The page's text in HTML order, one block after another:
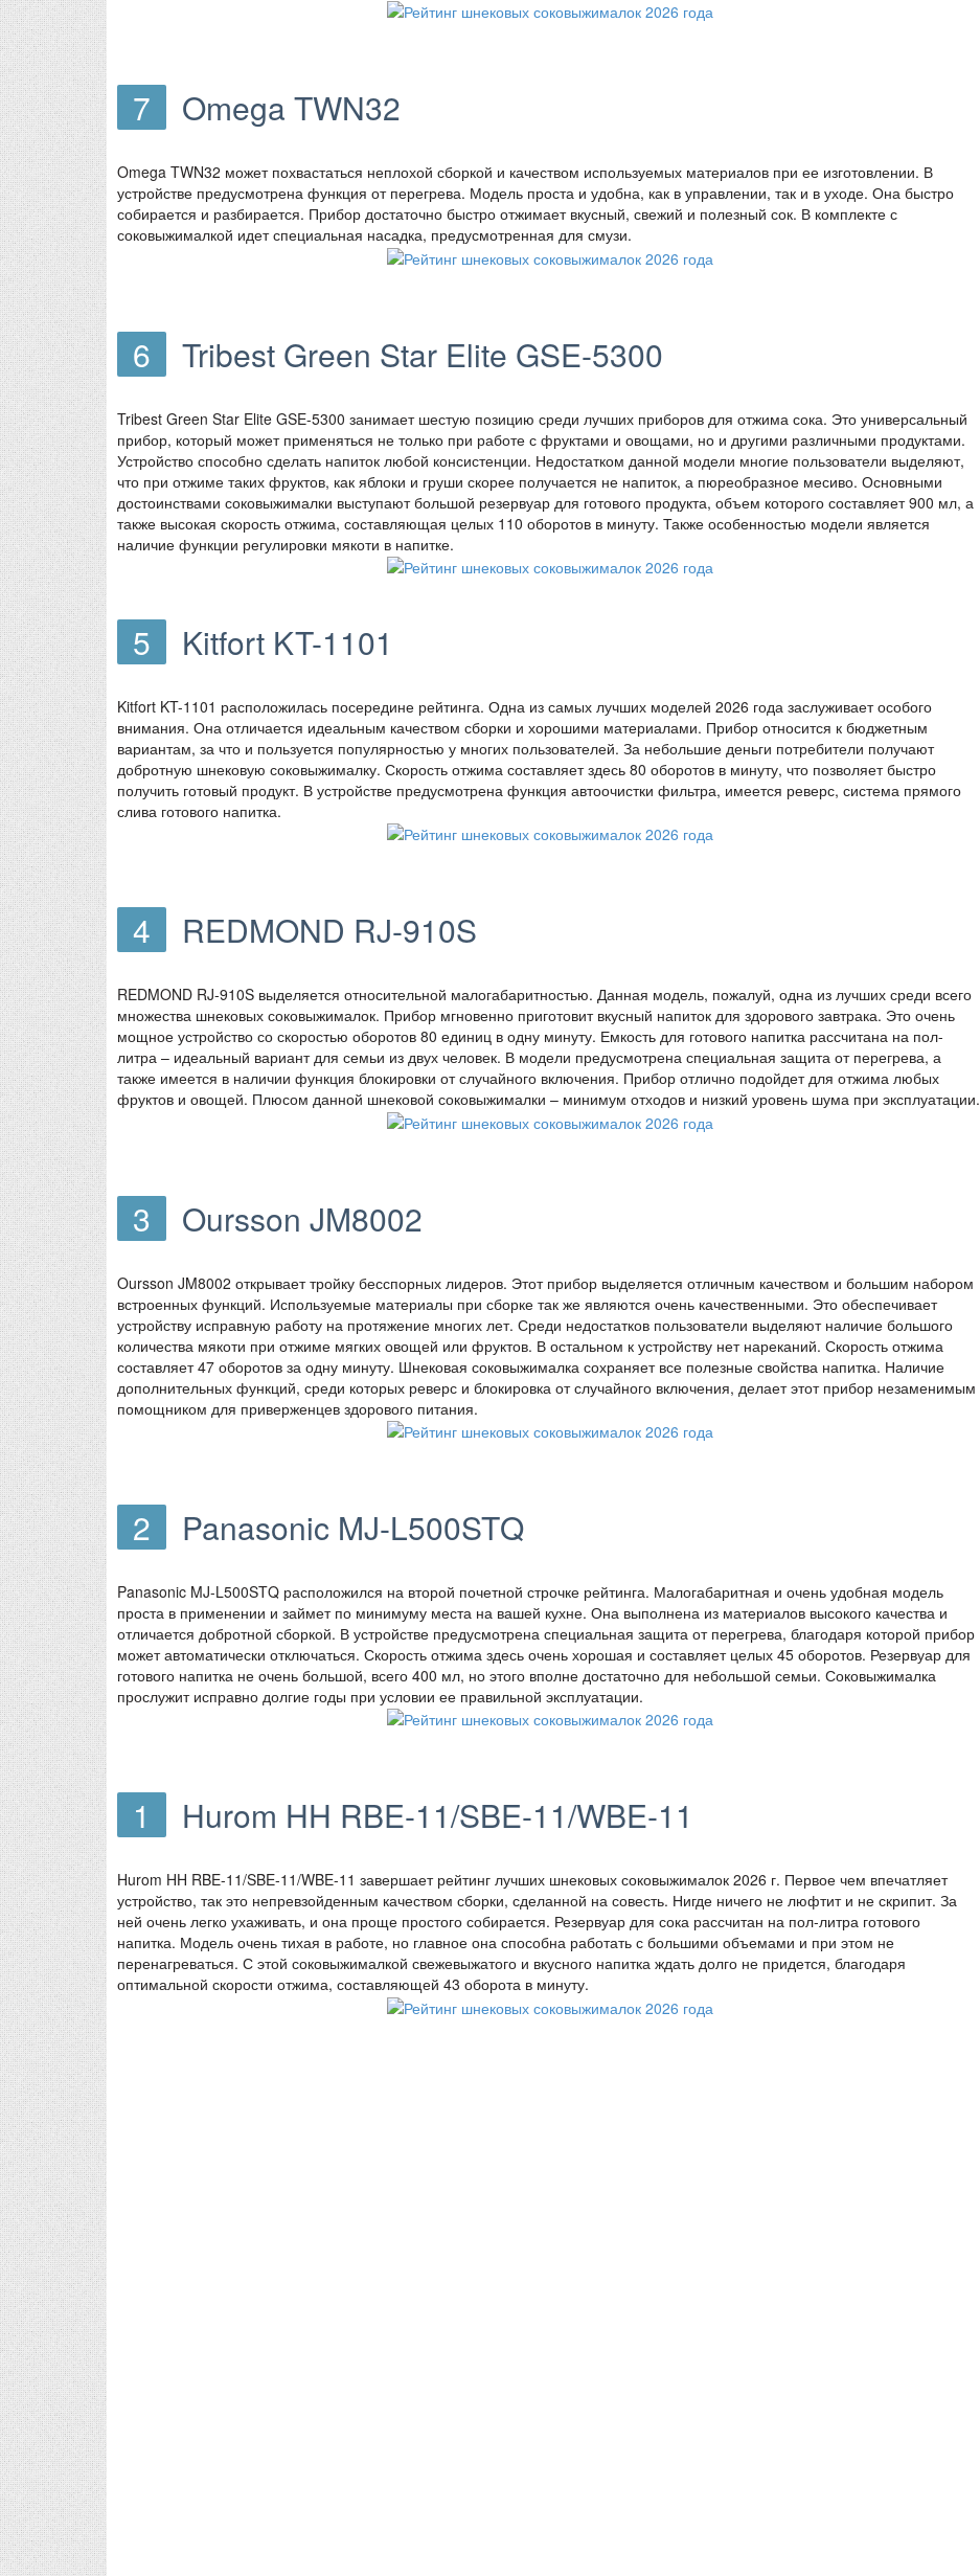
7 Omega TWN32
Omega TWN32 может похвастаться неплохой сборкой и качеством используемых материалов при ее изготовлении. В
устройстве предусмотрена функция от перегрева. Модель проста и удобна, как в управлении, так и в уходе. Она быстро
собирается и разбирается. Прибор достаточно быстро отжимает вкусный, свежий и полезный сок. В комплекте с
соковыжималкой идет специальная насадка, предусмотренная для смузи.
6 Tribest Green Star Elite GSE-5300
Tribest Green Star Elite GSE-5300 занимает шестую позицию среди лучших приборов для отжима сока. Это универсальный
прибор, который может применяться не только при работе с фруктами и овощами, но и другими различными продуктами.
Устройство способно сделать напиток любой консистенции. Недостатком данной модели многие пользователи выделяют,
что при отжиме таких фруктов, как яблоки и груши скорее получается не напиток, а пюреобразное месиво. Основными
достоинствами соковыжималки выступают большой резервуар для готового продукта, объем которого составляет 900 мл, а
также высокая скорость отжима, составляющая целых 110 оборотов в минуту. Также особенностью модели является
наличие функции регулировки мякоти в напитке.
5 Kitfort KT-1101
Kitfort KT-1101 расположилась посередине рейтинга. Одна из самых лучших моделей 2026 года заслуживает особого
внимания. Она отличается идеальным качеством сборки и хорошими материалами. Прибор относится к бюджетным
вариантам, за что и пользуется популярностью у многих пользователей. За небольшие деньги потребители получают
добротную шнековую соковыжималку. Скорость отжима составляет здесь 80 оборотов в минуту, что позволяет быстро
получить готовый продукт. В устройстве предусмотрена функция автоочистки фильтра, имеется реверс, система прямого
слива готового напитка.
4 REDMOND RJ-910S
REDMOND RJ-910S выделяется относительной малогабаритностью. Данная модель, пожалуй, одна из лучших среди всего
множества шнековых соковыжималок. Прибор мгновенно приготовит вкусный напиток для здорового завтрака. Это очень
мощное устройство со скоростью оборотов 80 единиц в одну минуту. Емкость для готового напитка рассчитана на пол-
литра – идеальный вариант для семьи из двух человек. В модели предусмотрена специальная защита от перегрева, а
также имеется в наличии функция блокировки от случайного включения. Прибор отлично подойдет для отжима любых
фруктов и овощей. Плюсом данной шнековой соковыжималки – минимум отходов и низкий уровень шума при эксплуатации.
3 Oursson JM8002
Oursson JM8002 открывает тройку бесспорных лидеров. Этот прибор выделяется отличным качеством и большим набором
встроенных функций. Используемые материалы при сборке так же являются очень качественными. Это обеспечивает
устройству исправную работу на протяжение многих лет. Среди недостатков пользователи выделяют наличие большого
количества мякоти при отжиме мягких овощей или фруктов. В остальном к устройству нет нареканий. Скорость отжима
составляет 47 оборотов за одну минуту. Шнековая соковыжималка сохраняет все полезные свойства напитка. Наличие
дополнительных функций, среди которых реверс и блокировка от случайного включения, делает этот прибор незаменимым
помощником для приверженцев здорового питания.
2 Panasonic MJ-L500STQ
Panasonic MJ-L500STQ расположился на второй почетной строчке рейтинга. Малогабаритная и очень удобная модель
проста в применении и займет по минимуму места на вашей кухне. Она выполнена из материалов высокого качества и
отличается добротной сборкой. В устройстве предусмотрена специальная защита от перегрева, благодаря которой прибор
может автоматически отключаться. Скорость отжима здесь очень хорошая и составляет целых 45 оборотов. Резервуар для
готового напитка не очень большой, всего 400 мл, но этого вполне достаточно для небольшой семьи. Соковыжималка
прослужит исправно долгие годы при условии ее правильной эксплуатации.
1 Hurom HH RBE-11/SBE-11/WBE-11
Hurom HH RBE-11/SBE-11/WBE-11 завершает рейтинг лучших шнековых соковыжималок 2026 г. Первое чем впечатляет
устройство, так это непревзойденным качеством сборки, сделанной на совесть. Нигде ничего не люфтит и не скрипит. За
ней очень легко ухаживать, и она проще простого собирается. Резервуар для сока рассчитан на пол-литра готового
напитка. Модель очень тихая в работе, но главное она способна работать с большими объемами и при этом не
перенагреваться. С этой соковыжималкой свежевыжатого и вкусного напитка ждать долго не придется, благодаря
оптимальной скорости отжима, составляющей 43 оборота в минуту.